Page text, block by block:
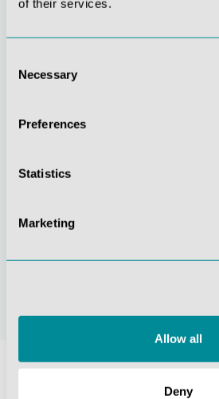
of their services.
Selection
Necessary
Preferences
Statistics
Marketing
Allow all
Deny
Handeln